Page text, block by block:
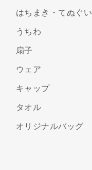
はちまき・てぬぐい
うちわ
扇子
ウェア
キャップ
タオル
オリジナルバッグ